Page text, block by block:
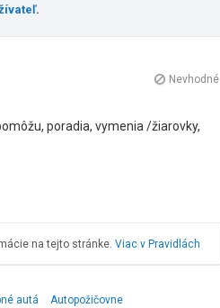
.
Nevhodné
poradia, vymenia /žiarovky,
na tejto stránke. Viac v Pravidlách
autá Autopožičovne